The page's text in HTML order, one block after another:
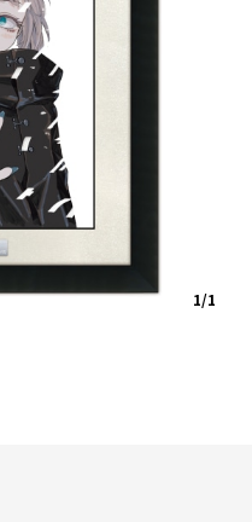
1/1